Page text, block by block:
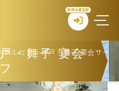
新規会員登録
・舞子 宴会
テルセトレ神戸・舞子 宴会サー